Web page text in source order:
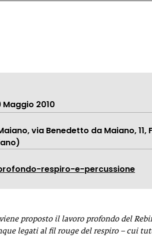
2010
via Benedetto da Maiano,
respiro-e-percussione
proposto il lavoro profondo del
legati al fil rouge del respiro – cui